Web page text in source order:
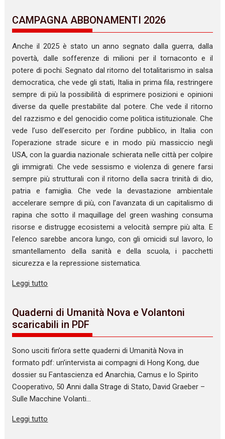
CAMPAGNA ABBONAMENTI 2026
Anche il 2025 è stato un anno segnato dalla guerra, dalla
povertà, dalle sofferenze di milioni per il tornaconto e il
potere di pochi. Segnato dal ritorno del totalitarismo in salsa
democratica, che vede gli stati, Italia in prima fila, restringere
sempre di più la possibilità di esprimere posizioni e opinioni
diverse da quelle prestabilite dal potere. Che vede il ritorno
del razzismo e del genocidio come politica istituzionale. Che
vede l’uso dell’esercito per l’ordine pubblico, in Italia con
l’operazione strade sicure e in modo più massiccio negli
USA, con la guardia nazionale schierata nelle città per colpire
gli immigrati. Che vede sessismo e violenza di genere farsi
sempre più strutturali con il ritorno della sacra trinità di dio,
patria e famiglia. Che vede la devastazione ambientale
accelerare sempre di più, con l’avanzata di un capitalismo di
rapina che sotto il maquillage del green washing consuma
risorse e distrugge ecosistemi a velocità sempre più alta. E
l’elenco sarebbe ancora lungo, con gli omicidi sul lavoro, lo
smantellamento della sanità e della scuola, i pacchetti
sicurezza e la repressione sistematica.
Leggi tutto
Quaderni di Umanità Nova e Volantoni
scaricabili in PDF
Sono usciti fin’ora sette quaderni di Umanità Nova in
formato pdf: un’intervista ai compagni di Hong Kong, due
dossier su Fantascienza ed Anarchia, Camus e lo Spirito
Cooperativo, 50 Anni dalla Strage di Stato, David Graeber –
Sulle Macchine Volanti…
Leggi tutto